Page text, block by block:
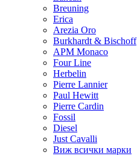
Breuning
Erica
Arezia Oro
Burkhardt & Bischoff
APM Monaco
Four Line
Herbelin
Pierre Lannier
Paul Hewitt
Pierre Cardin
Fossil
Diesel
Just Cavalli
Виж всички марки